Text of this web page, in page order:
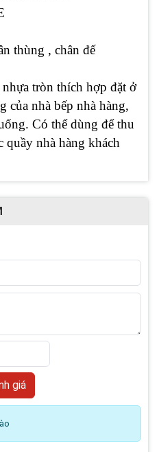
thùng , chân đế
tròn thích hợp đặt ở
của nhà bếp nhà hàng,
Có thể dùng để thu
quầy nhà hàng khách